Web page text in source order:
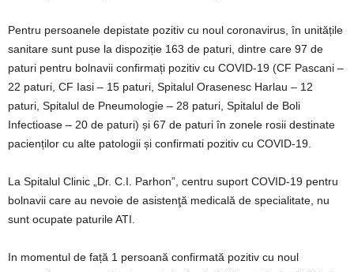
Pentru persoanele depistate pozitiv cu noul coronavirus, în unitățile
sanitare sunt puse la dispoziție 163 de paturi, dintre care 97 de
paturi pentru bolnavii confirmați pozitiv cu COVID-19 (CF Pascani –
22 paturi, CF Iasi – 15 paturi, Spitalul Orasenesc Harlau – 12
paturi, Spitalul de Pneumologie – 28 paturi, Spitalul de Boli
Infectioase – 20 de paturi) și 67 de paturi în zonele rosii destinate
pacienților cu alte patologii și confirmati pozitiv cu COVID-19.
La Spitalul Clinic „Dr. C.I. Parhon”, centru suport COVID-19 pentru
bolnavii care au nevoie de asistenţă medicală de specialitate, nu
sunt ocupate paturile ATI.
In momentul de față 1 persoană confirmată pozitiv cu noul